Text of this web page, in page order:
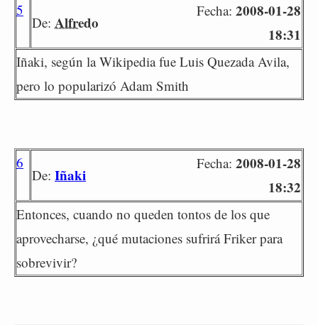
5
De: Alfredo
Fecha: 2008-01-28
18:31
Iñaki, según la Wikipedia fue Luis Quezada Avila,
pero lo popularizó Adam Smith
6
De: Iñaki
Fecha: 2008-01-28
18:32
Entonces, cuando no queden tontos de los que
aprovecharse, ¿qué mutaciones sufrirá Friker para
sobrevivir?